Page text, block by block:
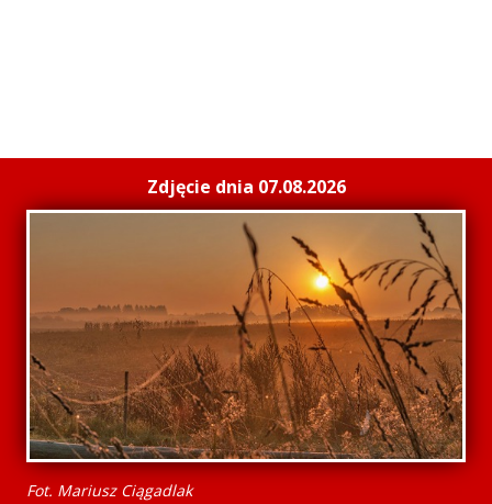
Zdjęcie dnia 07.08.2026
Fot. Mariusz Ciągadlak